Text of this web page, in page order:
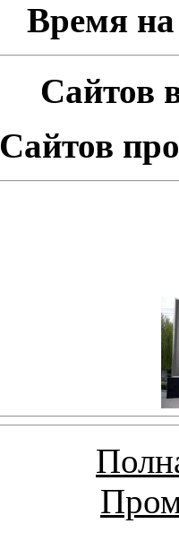
Время на
Сайтов
Сайтов